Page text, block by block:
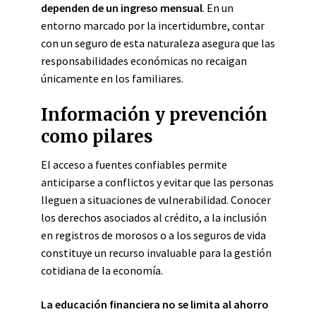
dependen de un ingreso mensual. En un
entorno marcado por la incertidumbre, contar
con un seguro de esta naturaleza asegura que las
responsabilidades económicas no recaigan
únicamente en los familiares.
Información y prevención
como pilares
El acceso a fuentes confiables permite
anticiparse a conflictos y evitar que las personas
lleguen a situaciones de vulnerabilidad. Conocer
los derechos asociados al crédito, a la inclusión
en registros de morosos o a los seguros de vida
constituye un recurso invaluable para la gestión
cotidiana de la economía.
La educación financiera no se limita al ahorro